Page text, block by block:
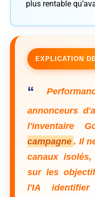
plus rentable
EXPLICATION
“
annonceurs
l'inventaire
campagne . Il
canaux
sur les
l'IA